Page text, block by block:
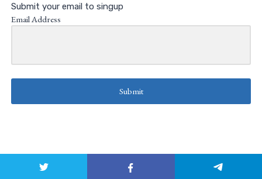
Submit your email to singup
Email Address
Submit